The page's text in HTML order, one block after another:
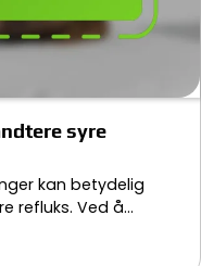
syre
kan betydelig
refluks. Ved å…